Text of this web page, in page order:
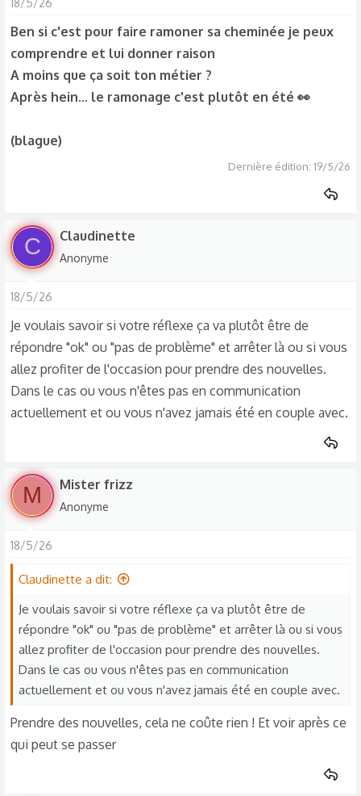
18/5/26
Ben si c'est pour faire ramoner sa cheminée je peux
comprendre et lui donner raison
A moins que ça soit ton métier ?
Après hein... le ramonage c'est plutôt en été 👀
(blague)
Dernière édition: 19/5/26
C Claudinette
Anonyme
18/5/26
Je voulais savoir si votre réflexe ça va plutôt être de
répondre "ok" ou "pas de problème" et arrêter là ou si vous
allez profiter de l'occasion pour prendre des nouvelles.
Dans le cas ou vous n'êtes pas en communication
actuellement et ou vous n'avez jamais été en couple avec.
M Mister frizz
Anonyme
18/5/26
Claudinette a dit:
Je voulais savoir si votre réflexe ça va plutôt être de
répondre "ok" ou "pas de problème" et arrêter là ou si vous
allez profiter de l'occasion pour prendre des nouvelles.
Dans le cas ou vous n'êtes pas en communication
actuellement et ou vous n'avez jamais été en couple avec.
Prendre des nouvelles, cela ne coûte rien ! Et voir après ce
qui peut se passer